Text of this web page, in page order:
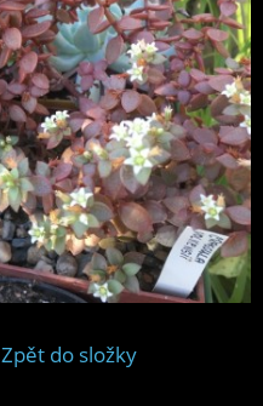
Zpět do složky